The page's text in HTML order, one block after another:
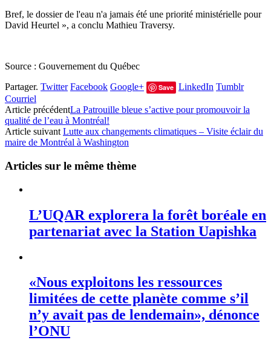
Bref, le dossier de l'eau n'a jamais été une priorité ministérielle pour
David Heurtel », a conclu Mathieu Traversy.
Source : Gouvernement du Québec
Partager. Twitter Facebook Google+ Save LinkedIn Tumblr
Courriel
Article précédentLa Patrouille bleue s’active pour promouvoir la
qualité de l’eau à Montréal!
Article suivant Lutte aux changements climatiques – Visite éclair du
maire de Montréal à Washington
Articles sur le même thème
L’UQAR explorera la forêt boréale en
partenariat avec la Station Uapishka
«Nous exploitons les ressources
limitées de cette planète comme s’il
n’y avait pas de lendemain», dénonce
l’ONU